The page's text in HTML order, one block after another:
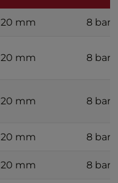
20 mm 8 bar
20 mm 8 bar
20 mm 8 bar
20 mm 8 bar
20 mm 8 bar